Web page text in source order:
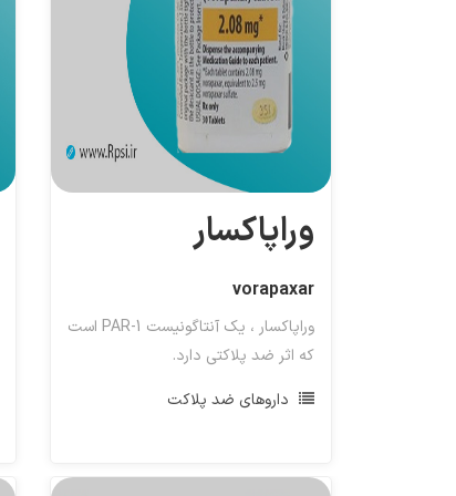
وراپاکسار
vorapaxar
وراپاکسار ، یک آنتاگونیست PAR-1 است
که اثر ضد پلاکتی دارد.
داروهای ضد پلاکت